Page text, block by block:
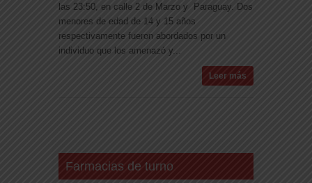
las 23:50, en calle 2 de Marzo y Paraguay. Dos
menores de edad de 14 y 15 años
respectivamente fueron abordados por un
individuo que los amenazó y...
Leer más
Farmacias de turno